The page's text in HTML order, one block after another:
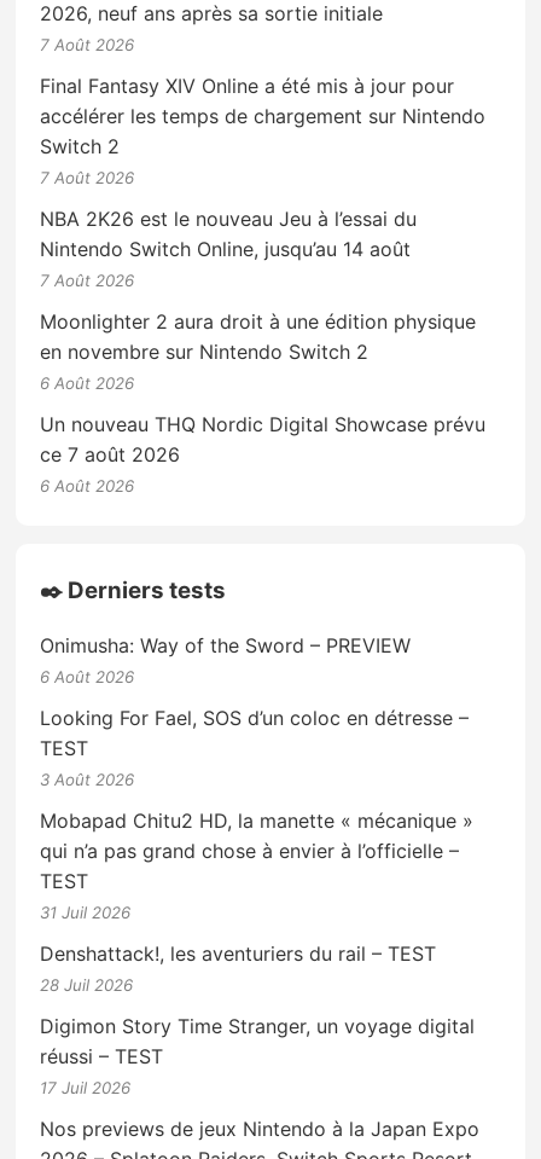
2026, neuf ans après sa sortie initiale
7 Août 2026
Final Fantasy XIV Online a été mis à jour pour
accélérer les temps de chargement sur Nintendo
Switch 2
7 Août 2026
NBA 2K26 est le nouveau Jeu à l’essai du
Nintendo Switch Online, jusqu’au 14 août
7 Août 2026
Moonlighter 2 aura droit à une édition physique
en novembre sur Nintendo Switch 2
6 Août 2026
Un nouveau THQ Nordic Digital Showcase prévu
ce 7 août 2026
6 Août 2026
✒️ Derniers tests
Onimusha: Way of the Sword – PREVIEW
6 Août 2026
Looking For Fael, SOS d’un coloc en détresse –
TEST
3 Août 2026
Mobapad Chitu2 HD, la manette « mécanique »
qui n’a pas grand chose à envier à l’officielle –
TEST
31 Juil 2026
Denshattack!, les aventuriers du rail – TEST
28 Juil 2026
Digimon Story Time Stranger, un voyage digital
réussi – TEST
17 Juil 2026
Nos previews de jeux Nintendo à la Japan Expo